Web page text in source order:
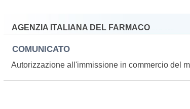
AGENZIA ITALIANA DEL FARMACO
COMUNICATO
Autorizzazione all'immissione in commercio del